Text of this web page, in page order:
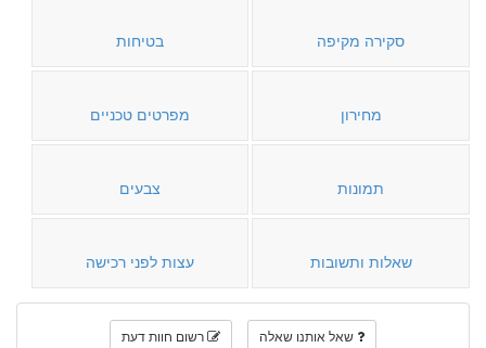
סקירה מקיפה בטיחות
מחירון מפרטים טכניים
תמונות צבעים
שאלות ותשובות עצות לפני רכישה
שאל אותנו שאלה רשום חוות דעת